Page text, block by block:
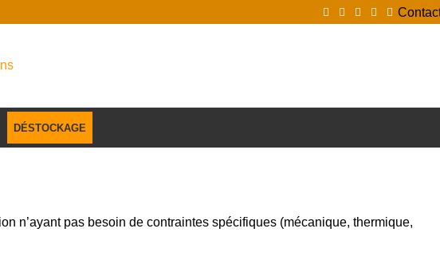
DÉSTOCKAGE
n’ayant pas besoin de contraintes spécifiques (mécanique, thermique,